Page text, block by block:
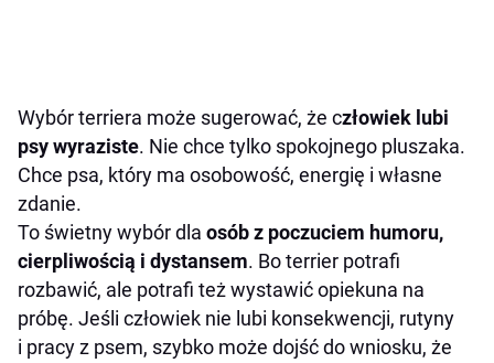
Wybór terriera może sugerować, że człowiek lubi
psy wyraziste. Nie chce tylko spokojnego pluszaka.
Chce psa, który ma osobowość, energię i własne
zdanie.
To świetny wybór dla osób z poczuciem humoru,
cierpliwością i dystansem. Bo terrier potrafi
rozbawić, ale potrafi też wystawić opiekuna na
próbę. Jeśli człowiek nie lubi konsekwencji, rutyny
i pracy z psem, szybko może dojść do wniosku, że